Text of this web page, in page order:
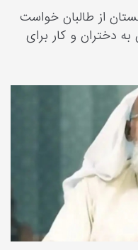
از طالبان خواست
دختران و کار برای